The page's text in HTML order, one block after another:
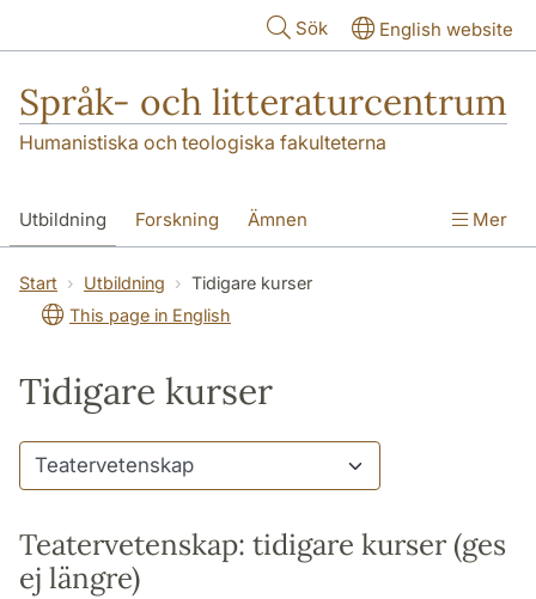
Sök English website
Språk- och litteraturcentrum
Humanistiska och teologiska fakulteterna
Utbildning Forskning Ämnen
SOL-husen Kontakt Institutionen
översättning till svenska
Mer
Start Utbildning
Tidigare kurser
This page in English
Tidigare kurser
Teatervetenskap: tidigare kurser (ges
ej längre)